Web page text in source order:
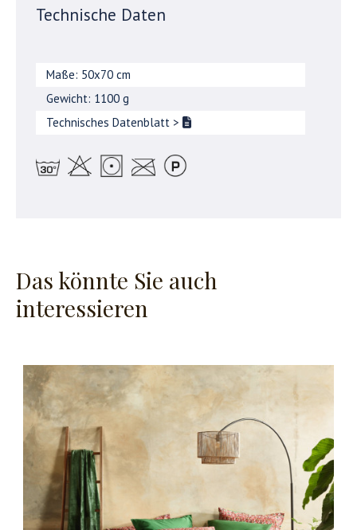
Technische Daten
Maße: 50x70 cm
Gewicht: 1100 g
Technisches Datenblatt >
Das könnte Sie auch
interessieren